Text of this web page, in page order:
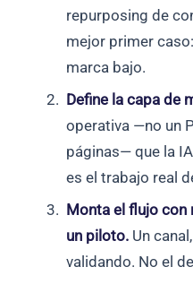
repurposing de
mejor primer
marca bajo.
Define la capa de
operativa —no un
páginas— que la
es el trabajo real
Monta el flujo con
un piloto. Un
validando. No el